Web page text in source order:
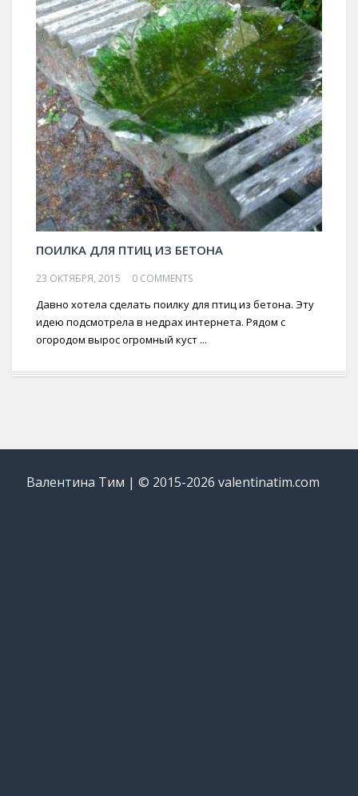
ПОИЛКА ДЛЯ ПТИЦ ИЗ БЕТОНА
23 ОКТЯБРЯ, 2015 0 COMMENTS
Давно хотела сделать поилку для птиц из бетона. Эту
идею подсмотрела в недрах интернета. Рядом с
огородом вырос огромный куст ...
Валентина Тим | © 2015-2026 valentinatim.com